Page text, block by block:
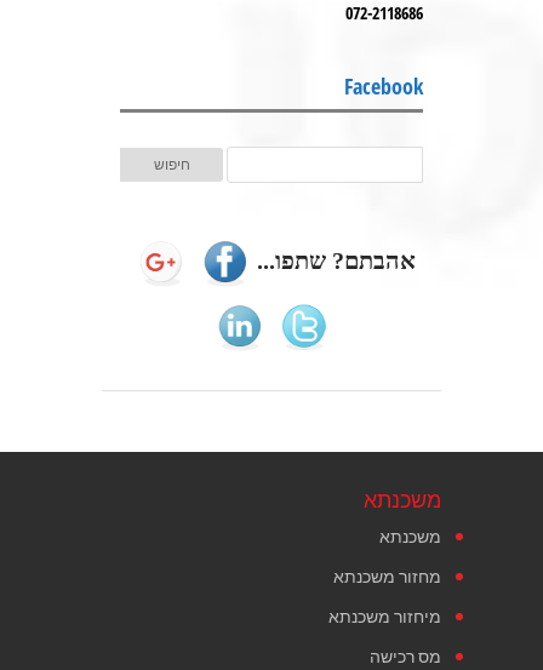
072-2118686
Facebook
אהבתם? שתפו...
משכנתא
משכנתא
מחזור משכנתא
מיחזור משכנתא
מס רכישה